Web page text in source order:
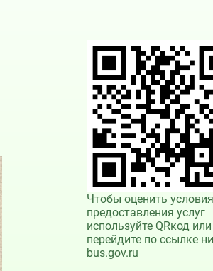
Чтобы оценить условия
предоставления услуг
используйте QRкод или
перейдите по ссылке
bus.gov.ru